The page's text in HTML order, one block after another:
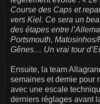
Course des Caps et
vers Kiel. Ce sera un
des étapes entre
Portsmouth,
Gênes… Un vrai tour
Ensuite, la team
semaines et demie pour
avec une escale
derniers réglages avant